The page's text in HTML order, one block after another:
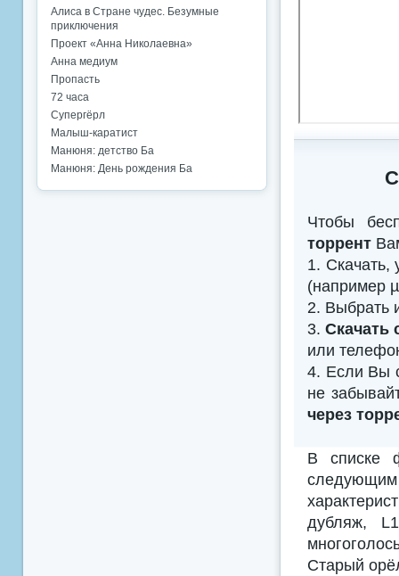
Чтобы
торрент
1. Скачать,
(например
2. Выбрать
3.Скачать
или
4. Если Вы
не
через
В списке
дубляж,
Старый
Алиса в Стране чудес. Безумные
приключения
Проект «Анна Николаевна»
Анна медиум
Пропасть
72 часа
Супергёрл
Малыш-каратист
Манюня: детство Ба
Манюня: День рождения Ба